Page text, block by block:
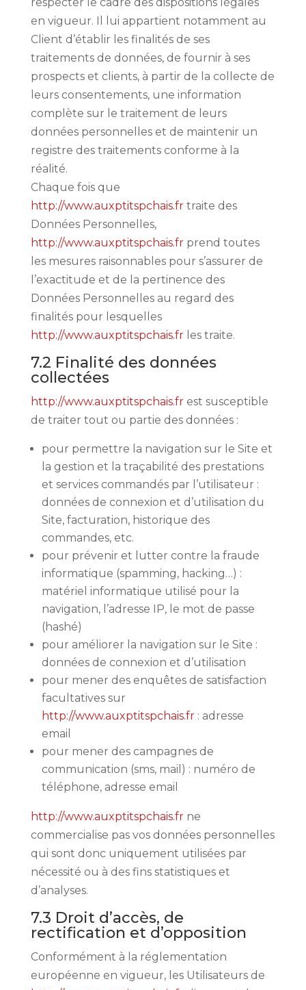
en vigueur. Il lui appartient notamment au
Client d’établir les finalités de ses
traitements de données, de fournir à ses
prospects et clients, à partir de la collecte de
leurs consentements, une information
complète sur le traitement de leurs
données personnelles et de maintenir un
registre des traitements conforme à la
réalité.
Chaque fois que
http://www.auxptitspchais.frtraite des
Données Personnelles,
http://www.auxptitspchais.frprend toutes
les mesures raisonnables pour s’assurer de
l’exactitude et de la pertinence des
Données Personnelles au regard des
finalités pour lesquelles
http://www.auxptitspchais.frles traite.
7.2 Finalité des données
collectées
http://www.auxptitspchais.frest susceptible
de traiter tout ou partie des données :
pour permettre la navigation sur le Site et
la gestion et la traçabilité des prestations
et services commandés par l’utilisateur :
données de connexion et d’utilisation du
Site, facturation, historique des
commandes, etc.
pour prévenir et lutter contre la fraude
informatique (spamming, hacking…) :
matériel informatique utilisé pour la
navigation, l’adresse IP, le mot de passe
(hashé)
pour améliorer la navigation sur le Site :
données de connexion et d’utilisation
pour mener des enquêtes de satisfaction
facultatives sur
http://www.auxptitspchais.fr: adresse
email
pour mener des campagnes de
communication (sms, mail) : numéro de
téléphone, adresse email
http://www.auxptitspchais.frne
commercialise pas vos données personnelles
qui sont donc uniquement utilisées par
nécessité ou à des fins statistiques et
d’analyses.
7.3 Droit d’accès, de
rectification et d’opposition
Conformément à la réglementation
européenne en vigueur, les Utilisateurs de